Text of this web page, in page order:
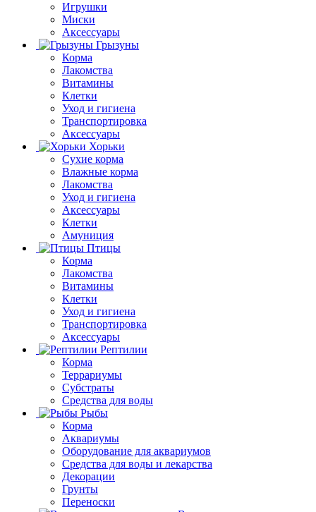
Игрушки
Миски
Аксессуары
Грызуны
Корма
Лакомства
Витамины
Клетки
Уход и гигиена
Транспортировка
Аксессуары
Хорьки
Сухие корма
Влажные корма
Лакомства
Уход и гигиена
Аксессуары
Клетки
Амуниция
Птицы
Корма
Лакомства
Витамины
Клетки
Уход и гигиена
Транспортировка
Аксессуары
Рептилии
Корма
Террариумы
Субстраты
Средства для воды
Рыбы
Корма
Аквариумы
Оборудование для аквариумов
Средства для воды и лекарства
Декорации
Грунты
Переноски